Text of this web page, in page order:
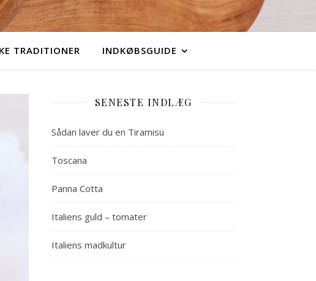
TRADITIONER INDKØBSGUIDE
SENESTE INDLÆG
Sådan laver du en Tiramisu
Toscana
Panna Cotta
Italiens guld – tomater
Italiens madkultur